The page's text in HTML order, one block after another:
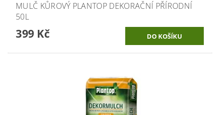
MULČ KŮROVÝ PLANTOP DEKORAČNÍ PŘÍRODNÍ
50L
399 Kč